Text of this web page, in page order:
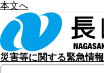
本文へ
災害等に関する緊急情報